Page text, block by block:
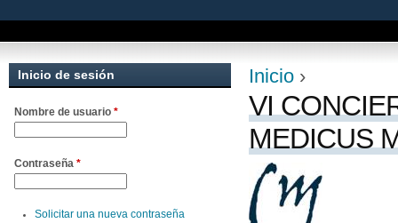
Se encuentra
Inicio ›
VI
MEDICUS
Inicio de sesión
Nombre de usuario *
Contraseña *
Solicitar una nueva contraseña